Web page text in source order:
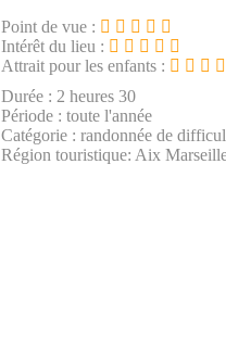
Point de vue :
Intérêt du lieu :
Attrait pour les enfants :
Durée : 2 heures 30
Période : toute l'année
Catégorie : randonnée de
Région touristique: Aix